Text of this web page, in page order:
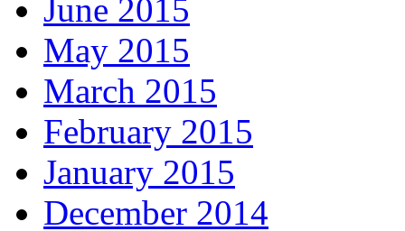
June 2015
May 2015
March 2015
February 2015
January 2015
December 2014